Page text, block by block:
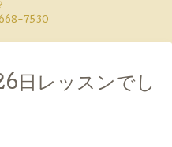
7530
日レッスンでし